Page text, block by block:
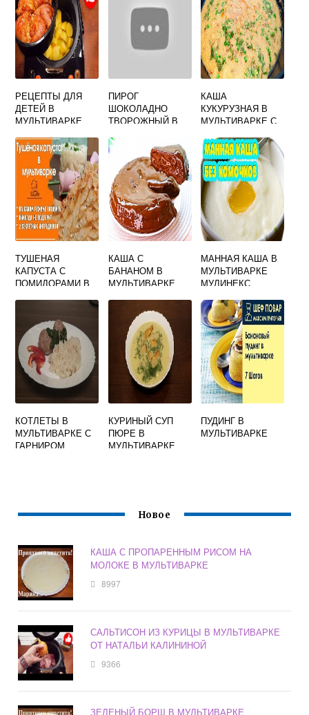
РЕЦЕПТЫ ДЛЯ
ДЕТЕЙ В
МУЛЬТИВАРКЕ
ПИРОГ
ШОКОЛАДНО
ТВОРОЖНЫЙ В
КАША
КУКУРУЗНАЯ В
МУЛЬТИВАРКЕ С
ТУШЕНАЯ
КАПУСТА С
ПОМИДОРАМИ В
КАША С
БАНАНОМ В
МУЛЬТИВАРКЕ
МАННАЯ КАША В
МУЛЬТИВАРКЕ
МУЛИНЕКС
КОТЛЕТЫ В
МУЛЬТИВАРКЕ С
ГАРНИРОМ
КУРИНЫЙ СУП
ПЮРЕ В
МУЛЬТИВАРКЕ
ПУДИНГ В
МУЛЬТИВАРКЕ
Новое
КАША С ПРОПАРЕННЫМ РИСОМ НА
МОЛОКЕ В МУЛЬТИВАРКЕ
8997
САЛЬТИСОН ИЗ КУРИЦЫ В МУЛЬТИВАРКЕ
ОТ НАТАЛЬИ КАЛИНИНОЙ
9366
ЗЕЛЕНЫЙ БОРЩ В МУЛЬТИВАРКЕ